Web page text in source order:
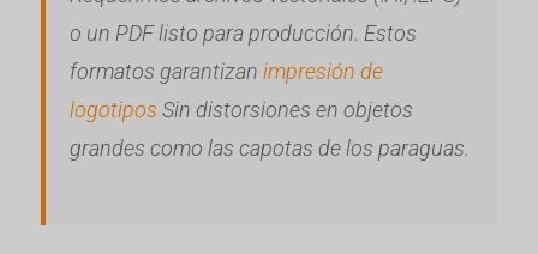
o un PDF listo para producción. Estos
formatos garantizan impresión de
logotipos Sin distorsiones en objetos
grandes como las capotas de los paraguas.